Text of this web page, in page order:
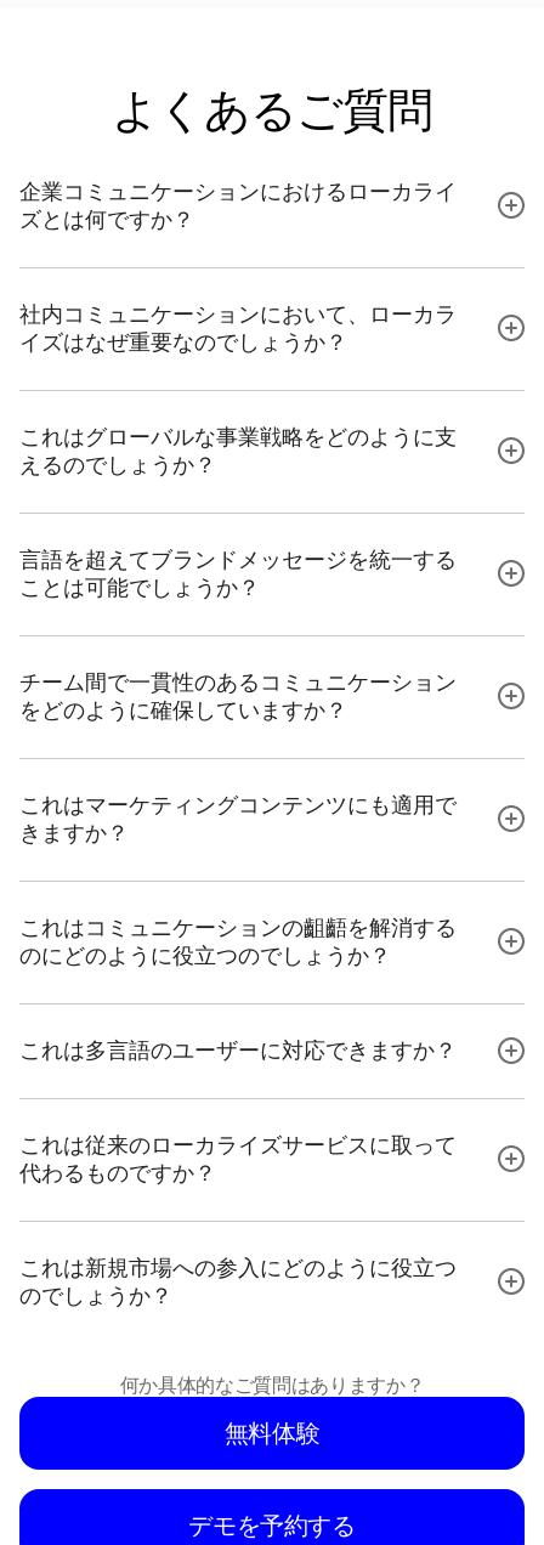
よくあるご質問
企業コミュニケーションにおけるローカライ
ズとは何ですか？
社内コミュニケーションにおいて、ローカラ
イズはなぜ重要なのでしょうか？
これはグローバルな事業戦略をどのように支
えるのでしょうか？
言語を超えてブランドメッセージを統一する
ことは可能でしょうか？
チーム間で一貫性のあるコミュニケーション
をどのように確保していますか？
これはマーケティングコンテンツにも適用で
きますか？
これはコミュニケーションの齟齬を解消する
のにどのように役立つのでしょうか？
これは多言語のユーザーに対応できますか？
これは従来のローカライズサービスに取って
代わるものですか？
これは新規市場への参入にどのように役立つ
のでしょうか？
何か具体的なご質問はありますか？
無料体験
デモを予約する